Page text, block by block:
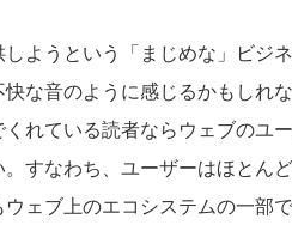
ようという「まじめな」ビジ
な音のように感じるかもしれ
れている読者ならウェブのユ
すなわち、ユーザーはほとん
ウェブ上のエコシステムの一部